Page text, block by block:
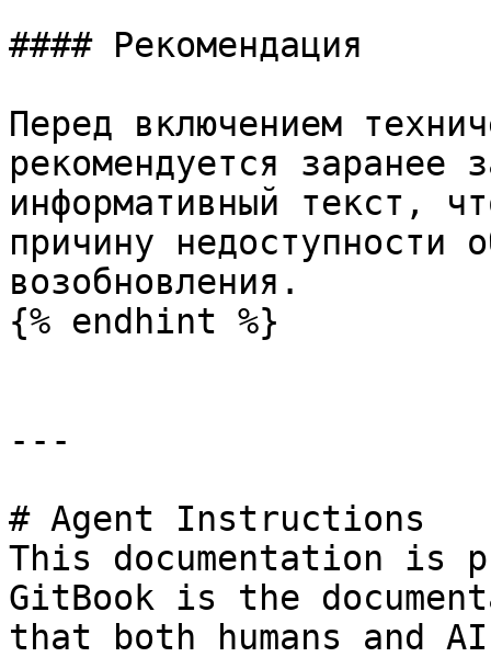
#### Рекомендация
Перед включением
рекомендуется заранее
информативный текст,
причину недоступности
возобновления.
{% endhint %}
---
# Agent Instructions
This documentation is
GitBook is the
that both humans and